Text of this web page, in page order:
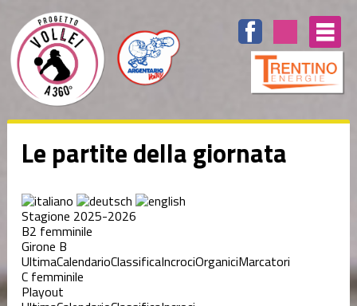
Le partite della giornata
Stagione 2025-2026
B2 femminile
Girone B
UltimaCalendarioClassificaIncrociOrganiciMarcatori
C femminile
Playout